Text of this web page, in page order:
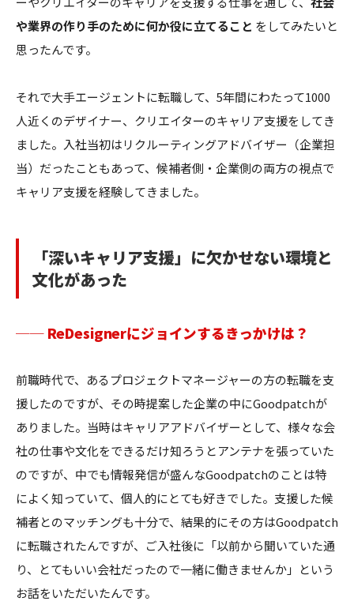
や業界の作り手のために何か役に立てること をしてみたいと
思ったんです。
それで大手エージェントに転職して、5年間にわたって1000
人近くのデザイナー、クリエイターのキャリア支援をしてき
ました。入社当初はリクルーティングアドバイザー（企業担
当）だったこともあって、候補者側・企業側の両方の視点で
キャリア支援を経験してきました。
「深いキャリア支援」に欠かせない環境と
文化があった
── ReDesignerにジョインするきっかけは？
前職時代で、あるプロジェクトマネージャーの方の転職を支
援したのですが、その時提案した企業の中にGoodpatchが
ありました。当時はキャリアアドバイザーとして、様々な会
社の仕事や文化をできるだけ知ろうとアンテナを張っていた
のですが、中でも情報発信が盛んなGoodpatchのことは特
によく知っていて、個人的にとても好きでした。支援した候
補者とのマッチングも十分で、結果的にその方はGoodpatch
に転職されたんですが、ご入社後に「以前から聞いていた通
り、とてもいい会社だったので一緒に働きませんか」という
お話をいただいたんです。